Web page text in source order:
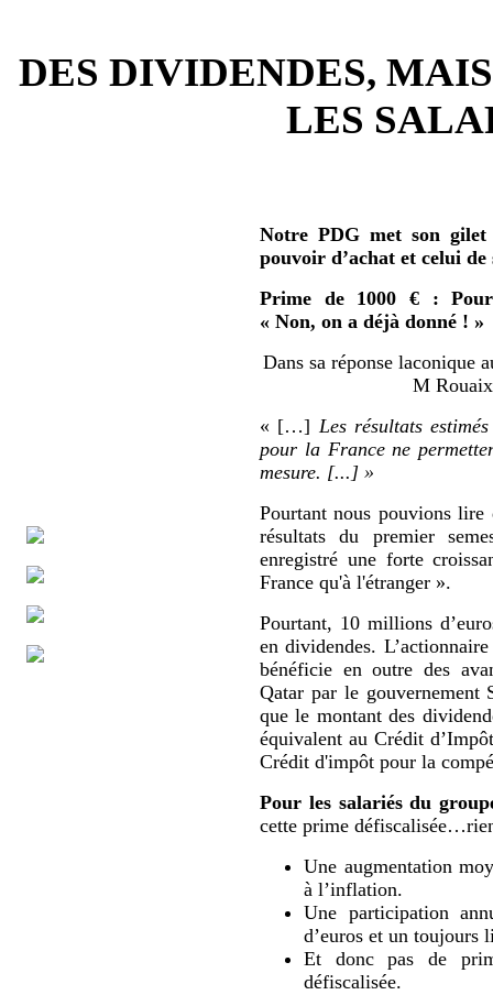
DES DIVIDENDES,
LES
Notre PDG met son
pouvoir d’achat et celui de
Prime de 1000 € :
« Non, on a déjà donné ! »
Dans sa réponse laconique
M
« […] Les résultats
pour la France ne
mesure. [...] »
Pourtant nous pouvions lire
résultats du premier
enregistré une forte
France qu'à l'étranger ».
Pourtant, 10 millions
en dividendes.
bénéficie en outre des
Qatar par le gouvernement
que le montant des
équivalent au Crédit
Crédit d'impôt pour la
Pour les salariés du
cette prime
Une augmentation
à l’inflation.
Une participation
d’euros et un toujours
Et donc pas de
défiscalisée.